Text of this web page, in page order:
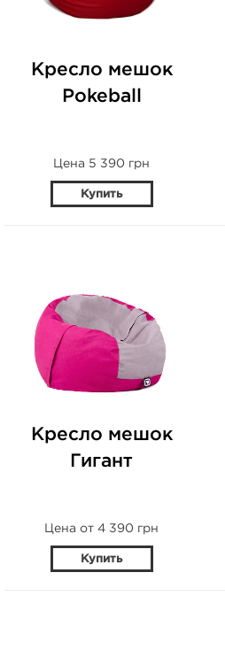
Кресло мешок
Pokeball
Цена 5 390 грн
Купить
Кресло мешок
Гигант
Цена от 4 390 грн
Купить